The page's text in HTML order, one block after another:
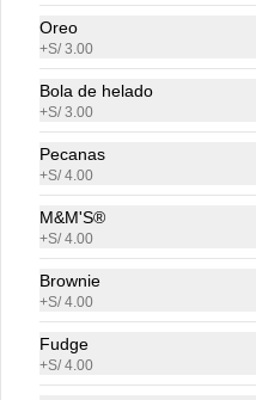
Conócenos
Zonas de cobertura
Contacto
Términos y Condiciones promos
Términos y condiciones
Política de privacidad
Redes sociales
Instagram
Facebook
Oreo
+S/ 3.00
Bola de helado
+S/ 3.00
Pecanas
+S/ 4.00
M&M'S®
+S/ 4.00
Brownie
+S/ 4.00
Fudge
+S/ 4.00